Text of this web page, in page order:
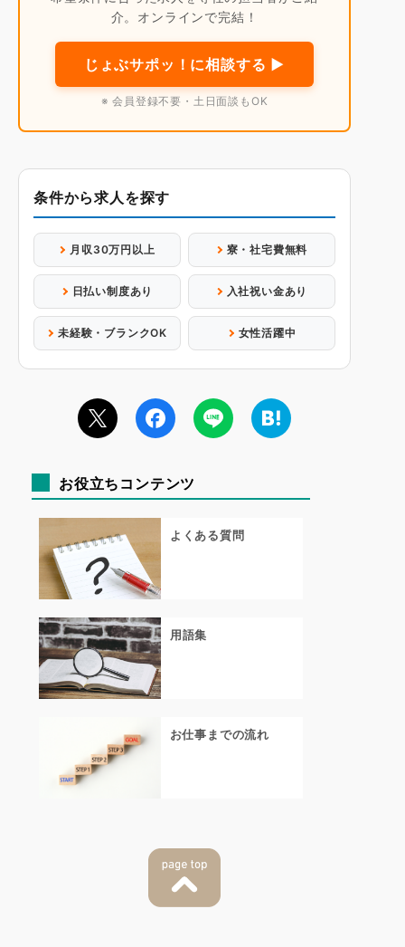
介。オンラインで完結！
じょぶサポッ！に相談する ▶
※ 会員登録不要・土日面談もOK
条件から求人を探す
月収30万円以上 寮・社宅費無料
日払い制度あり 入社祝い金あり
未経験・ブランクOK 女性活躍中
お役立ちコンテンツ
よくある質問
用語集
お仕事までの流れ